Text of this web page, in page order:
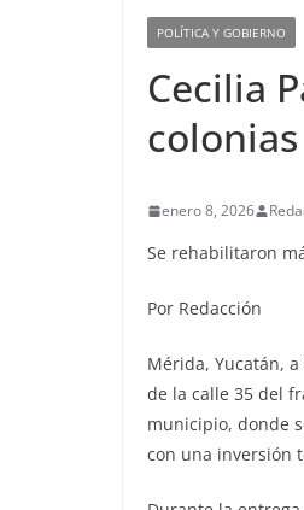
POLÍTICA Y GOBIERNO
Cecilia
enero 8, 2026
Se rehabilitaron
Por Redacción
Mérida, Yucatán,
de la calle 35 del
municipio, donde
con una inversión